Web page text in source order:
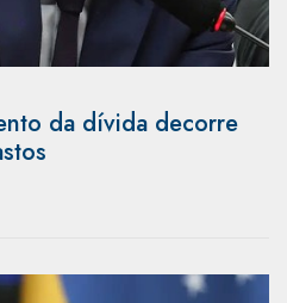
da dívida decorre